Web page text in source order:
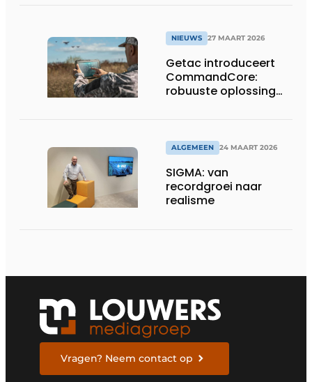
NIEUWS 27 MAART 2026
Getac introduceert
CommandCore:
robuuste oplossing
ALGEMEEN 24 MAART 2026
SIGMA: van
recordgroei naar
realisme
Vragen? Neem contact op